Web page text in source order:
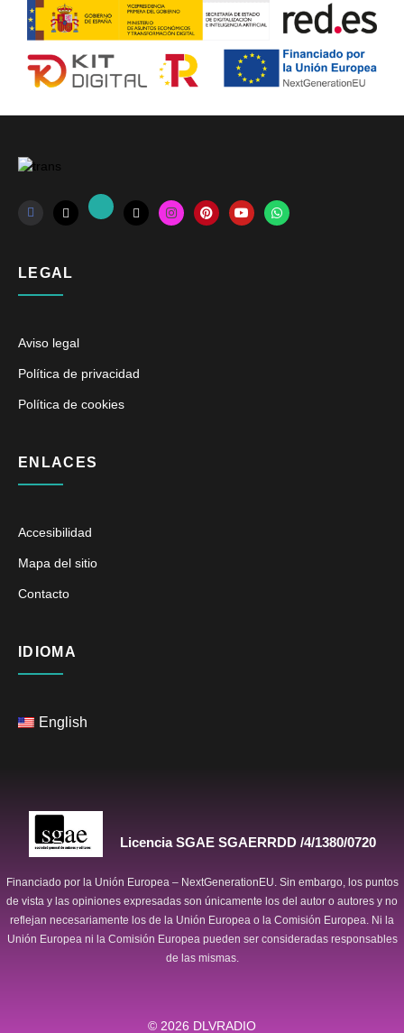
LEGAL
Aviso legal
Política de privacidad
Política de cookies
ENLACES
Accesibilidad
Mapa del sitio
Contacto
IDIOMA
English
Licencia SGAE SGAERRDD /4/1380/0720
Financiado por la Unión Europea – NextGenerationEU. Sin embargo, los puntos
de vista y las opiniones expresadas son únicamente los del autor o autores y no
reflejan necesariamente los de la Unión Europea o la Comisión Europea. Ni la
Unión Europea ni la Comisión Europea pueden ser consideradas responsables
de las mismas.
© 2026 DLVRADIO